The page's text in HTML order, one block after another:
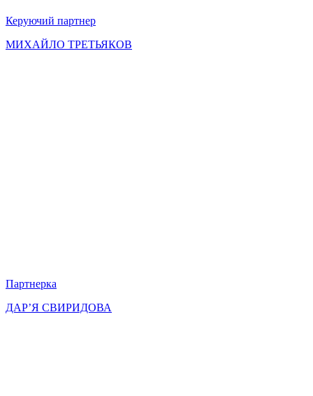
Керуючий партнер
МИХАЙЛО ТРЕТЬЯКОВ
Партнерка
ДАР’Я СВИРИДОВА